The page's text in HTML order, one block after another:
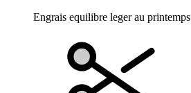
Engrais equilibre leger au printemps